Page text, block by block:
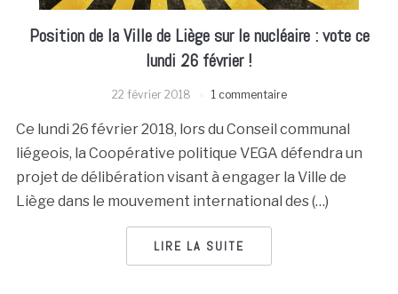
Position de la Ville de Liège sur le nucléaire : vote ce
lundi 26 février !
22 février 2018 1 commentaire
Ce lundi 26 février 2018, lors du Conseil communal
liégeois, la Coopérative politique VEGA défendra un
projet de délibération visant à engager la Ville de
Liège dans le mouvement international des (…)
LIRE LA SUITE